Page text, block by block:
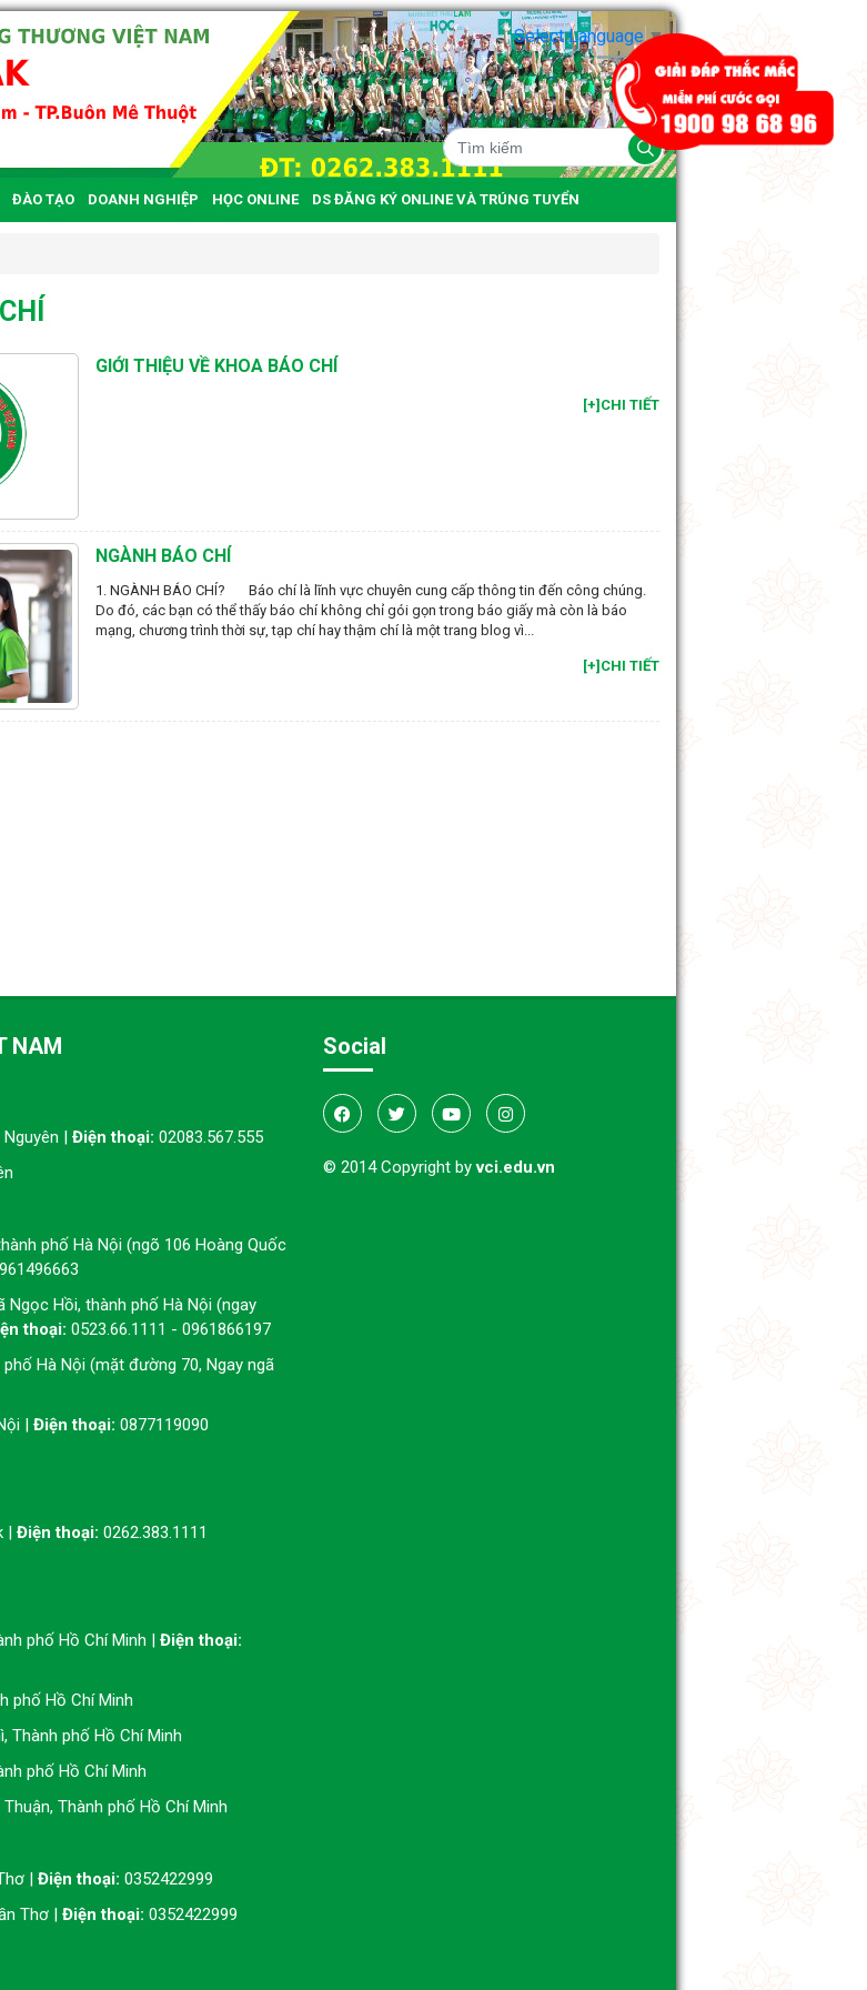
Select Language ▼
ĐÀO TẠO DOANH NGHIỆP HỌC ONLINE DS ĐĂNG KÝ ONLINE VÀ TRÚNG TUYỂN
GIỚI THIỆU VỀ KHOA BÁO CHÍ
[+]CHI TIẾT
NGÀNH BÁO CHÍ
1. NGÀNH BÁO CHÍ? Báo chí là lĩnh vực chuyên cung cấp thông tin đến công chúng.
Do đó, các bạn có thể thấy báo chí không chỉ gói gọn trong báo giấy mà còn là báo
mạng, chương trình thời sự, tạp chí hay thậm chí là một trang blog vì...
[+]CHI TIẾT
NAM
| Điện thoại: 02083.567.555
phố Hà Nội (ngõ 106 Hoàng Quốc
Ngọc Hồi, thành phố Hà Nội (ngay
thoại: 0523.66.1111 - 0961866197
Hà Nội (mặt đường 70, Ngay ngã
| Điện thoại: 0877119090
| Điện thoại: 0262.383.1111
phố Hồ Chí Minh | Điện thoại:
phố Hồ Chí Minh
Thành phố Hồ Chí Minh
phố Hồ Chí Minh
Thành phố Hồ Chí Minh
| Điện thoại: 0352422999
Thơ | Điện thoại: 0352422999
Social
© 2014 Copyright byvci.edu.vn